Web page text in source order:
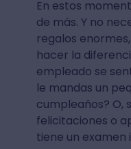
En estos
de más. Y no
regalos
hacer la
empleado se
le mandas un
cumpleaños? O,
felicitaciones o
tiene un